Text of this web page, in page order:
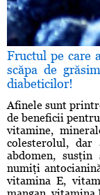
Fructul pe care
scăpa de
diabeticilor!
Afinele sunt
de beneficii
vitamine,
colesterolul,
abdomen,
numiţi
vitamina E,